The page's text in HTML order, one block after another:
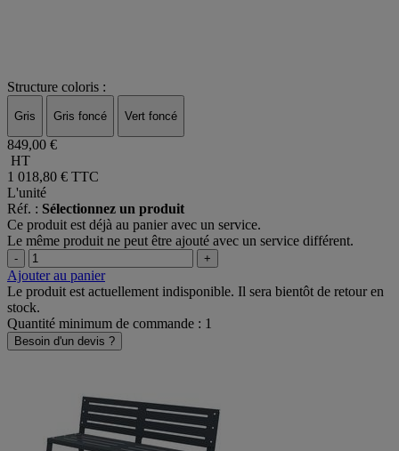
Structure coloris :
Gris Gris foncé Vert foncé
849,00 €
HT
1 018,80 € TTC
L'unité
Réf. : Sélectionnez un produit
Ce produit est déjà au panier avec un service.
Le même produit ne peut être ajouté avec un service différent.
- +
Ajouter au panier
Le produit est actuellement indisponible. Il sera bientôt de retour en
stock.
Quantité minimum de commande : 1
Besoin d'un devis ?